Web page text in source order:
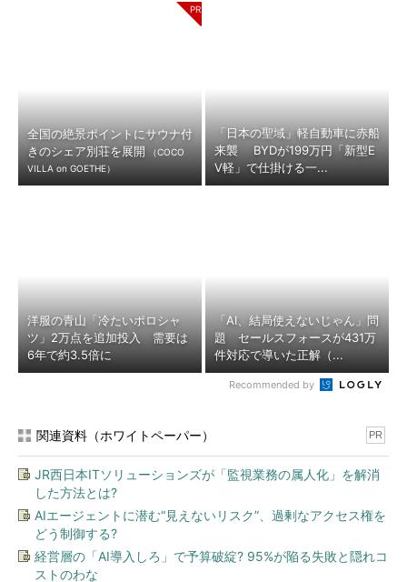
全国の絶景ポイントにサウナ付
きのシェア別荘を展開
（COCO
VILLA on GOETHE）
「日本の聖域」軽自動車に赤船
来襲 BYDが199万円「新型E
V軽」で仕掛ける一...
洋服の青山「冷たいポロシャ
ツ」2万点を追加投入 需要は
6年で約3.5倍に
「AI、結局使えないじゃん」問
題 セールスフォースが431万
件対応で導いた正解（...
Recommended by
関連資料（ホワイトペーパー） PR
JR西日本ITソリューションズが「監視業務の属人化」を解消
した方法とは?
AIエージェントに潜む“見えないリスク”、過剰なアクセス権を
どう制御する?
経営層の「AI導入しろ」で予算破綻? 95%が陥る失敗と隠れコ
ストのわな